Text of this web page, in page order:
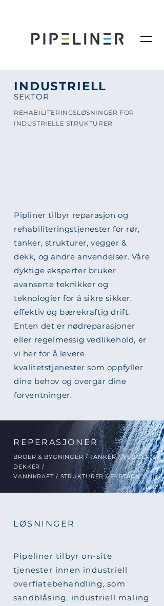
INDUSTRIELL
SEKTOR
REHABILITERINGSLØSNINGER FOR
INDUSTRIELLE STRUKTURER
Pipliner tilbyr reparasjon og
rehabiliteringstjenester for rør,
tanker, strukturer, vegger &
dekk, og andre anvendelser. Våre
dyktige eksperter bruker
avanserte teknikker og
teknologier for å sikre sikker,
effektiv og bærekraftig drift.
Enten det er nødreparasjoner
eller regelmessig vedlikehold, er
vi her for å levere
kvalitetstjenester som oppfyller
dine behov og overgår dine
forventninger.
REPERASJONER
BROER& BYGNINGER / TANKER / VEGGER &
DEKKER /
VANNKRAFT / STRUKTURER / FYRTÅRN
LØSNINGER
Pipeliner tilbyr on-site
tjenester innen industriell
overflatebehandling, som
sandblåsing, industriell maling